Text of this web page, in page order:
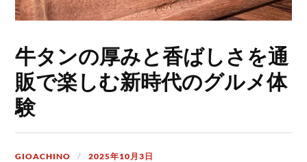
牛タンの厚みと香ばしさを通
販で楽しむ新時代のグルメ体
験
GIOACHINO 2025年10月3日